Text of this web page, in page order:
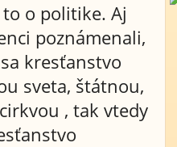
o politike. Aj
poznámenali,
kresťanstvo
sveta, štátnou,
, tak vtedy